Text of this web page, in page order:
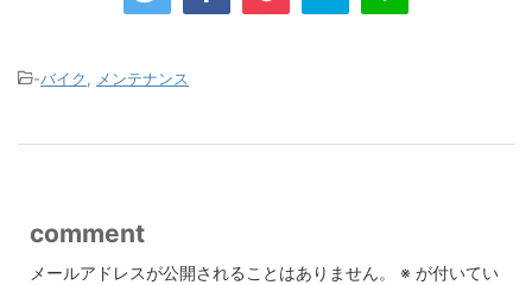
-バイク, メンテナンス
comment
メールアドレスが公開されることはありません。 ※ が付いてい